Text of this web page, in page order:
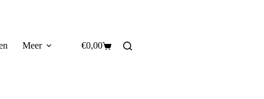
Meer Winkelwagen
€0,00